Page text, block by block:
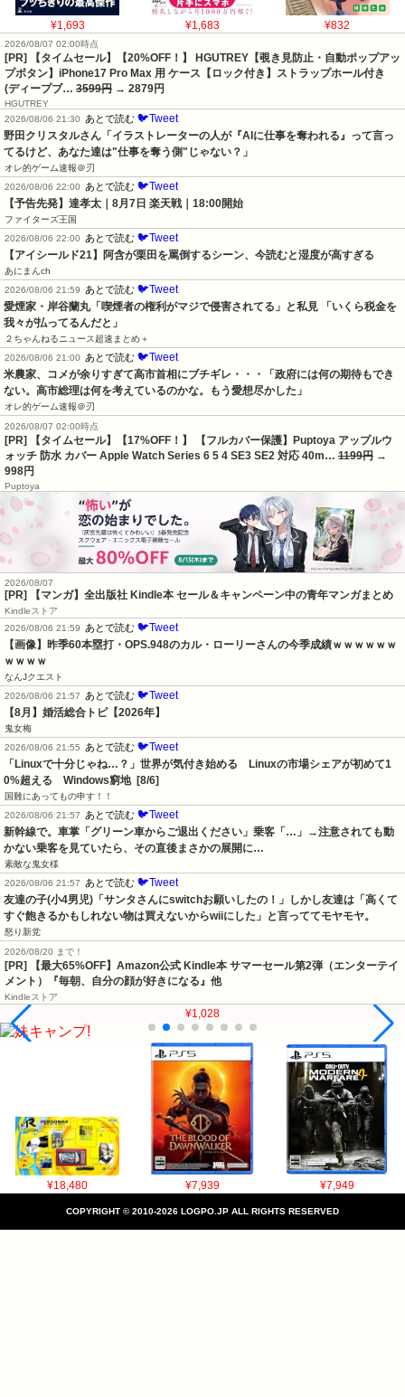
¥1,693 ¥1,683 ¥832
2026/08/07 02:00時点
[PR] 【タイムセール】【20%OFF！】 HGUTREY【覗き見防止・自動ポップアッ
プボタン】iPhone17 Pro Max 用 ケース【ロック付き】ストラップホール付き
(ディープブ… 3599円 → 2879円
HGUTREY
2026/08/06 21:30
あとで読む 🐦Tweet
野田クリスタルさん「イラストレーターの人が『AIに仕事を奪われる』って言っ
てるけど、あなた達は"仕事を奪う側"じゃない？」
オレ的ゲーム速報＠刃
2026/08/06 22:00
あとで読む 🐦Tweet
【予告先発】達孝太｜8月7日 楽天戦｜18:00開始
ファイターズ王国
2026/08/06 22:00
あとで読む 🐦Tweet
【アイシールド21】阿含が栗田を罵倒するシーン、今読むと湿度が高すぎる
あにまんch
2026/08/06 21:59
あとで読む 🐦Tweet
愛煙家・岸谷蘭丸「喫煙者の権利がマジで侵害されてる」と私見 「いくら税金を
我々が払ってるんだと」
２ちゃんねるニュース超速まとめ＋
2026/08/06 21:00
あとで読む 🐦Tweet
米農家、コメが余りすぎて高市首相にブチギレ・・・「政府には何の期待もでき
ない。高市総理は何を考えているのかな。もう愛想尽かした」
オレ的ゲーム速報＠刃
2026/08/07 02:00時点
[PR] 【タイムセール】【17%OFF！】 【フルカバー保護】Puptoya アップルウ
ォッチ 防水 カバー Apple Watch Series 6 5 4 SE3 SE2 対応 40m… 1199円 →
998円
Puptoya
2026/08/07
[PR] 【マンガ】全出版社 Kindle本 セール＆キャンペーン中の青年マンガまとめ
Kindleストア
2026/08/06 21:59 あとで読む 🐦Tweet
【画像】昨季60本塁打・OPS.948のカル・ローリーさんの今季成績ｗｗｗｗｗｗ
ｗｗｗｗ
なんJクエスト
2026/08/06 21:57 あとで読む 🐦Tweet
【8月】婚活総合トピ【2026年】
鬼女梅
2026/08/06 21:55 あとで読む 🐦Tweet
「Linuxで十分じゃね…？」世界が気付き始める　Linuxの市場シェアが初めて1
0%超える　Windows窮地  [8/6]
国難にあってもの申す！！
2026/08/06 21:57 あとで読む 🐦Tweet
新幹線で。車掌「グリーン車からご退出ください」乗客「…」→注意されても動
かない乗客を見ていたら、その直後まさかの展開に…
素敵な鬼女様
2026/08/06 21:57 あとで読む 🐦Tweet
友達の子(小4男児)「サンタさんにswitchお願いしたの！」しかし友達は「高くて
すぐ飽きるかもしれない物は買えないからwiiにした」と言っててモヤモヤ。
怒り新党
2026/08/20 まで！
[PR]
【最大65%OFF】Amazon公式 Kindle本 サマーセール第2弾（エンターテイ
メント）『毎朝、自分の顔が好きになる』他
Kindleストア
¥1,028
¥18,480 ¥7,939 ¥7,949
COPYRIGHT © 2010-2026 LOGPO.JP ALL RIGHTS RESERVED